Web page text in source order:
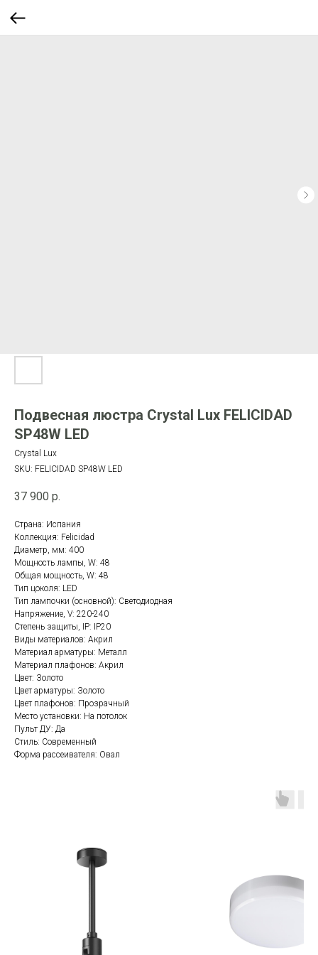
Подвесная люстра Crystal Lux FELICIDAD
SP48W LED
Crystal Lux
SKU: FELICIDAD SP48W LED
37 900 р.
Страна: Испания
Коллекция: Felicidad
Диаметр, мм: 400
Мощность лампы, W: 48
Общая мощность, W: 48
Тип цоколя: LED
Тип лампочки (основной): Светодиодная
Напряжение, V: 220-240
Степень защиты, IP: IP20
Виды материалов: Акрил
Материал арматуры: Металл
Материал плафонов: Акрил
Цвет: Золото
Цвет арматуры: Золото
Цвет плафонов: Прозрачный
Место установки: На потолок
Пульт ДУ: Да
Стиль: Современный
Форма рассеивателя: Овал